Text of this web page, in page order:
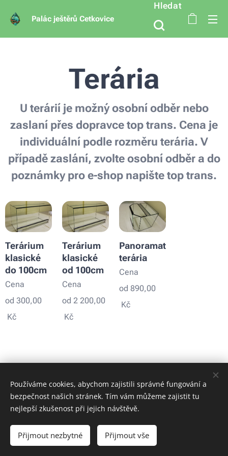
Palác ještěrů Cetkovice
Hledat
Terária
U terárií je možný osobní odběr nebo
zaslaní přes dopravce top trans. Cena je
individuální podle rozměru terária. V
případě zaslání, zvolte osobní odběr a do
poznámky pro e-shop napište top trans.
Terárium
klasické
do 100cm
Cena
od 300,00
Kč
Terárium
klasické
od 100cm
Cena
od 2 200,00
Kč
Panoramatická
terária
Cena
od 890,00
Kč
Obrázky poskytlPexels
Cookies
Používáme cookies, abychom zajistili správné fungování a
bezpečnost našich stránek. Tím vám můžeme zajistit tu
nejlepší zkušenost při jejich návštěvě.
Přijmout nezbytné Přijmout vše